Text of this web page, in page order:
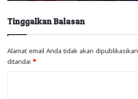
Tinggalkan Balasan
Alamat email Anda tidak akan dipublikasikan.
ditandai *